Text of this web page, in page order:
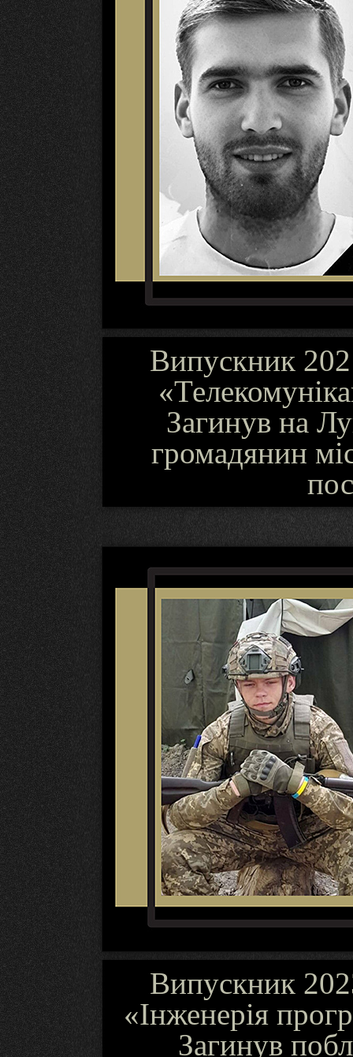
Випускник
Загинув на
громадянин
Випускник
«Інженерія
Загинув